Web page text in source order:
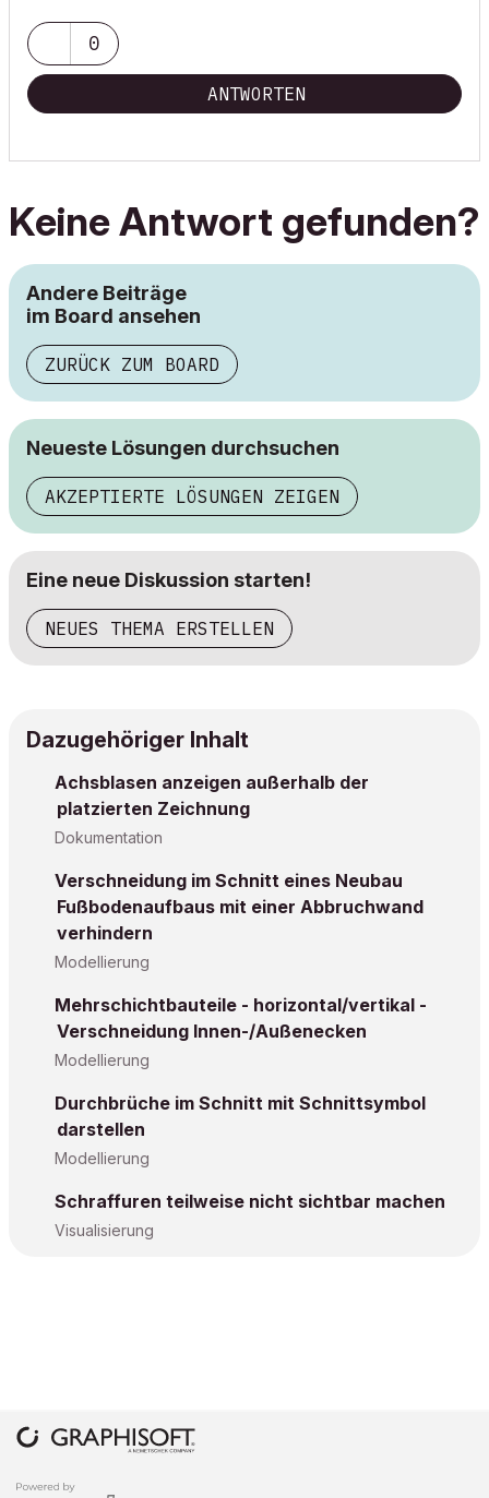
0
ANTWORTEN
Keine Antwort gefunden?
Andere Beiträge
im Board ansehen
ZURÜCK ZUM BOARD
Neueste Lösungen durchsuchen
AKZEPTIERTE LÖSUNGEN ZEIGEN
Eine neue Diskussion starten!
NEUES THEMA ERSTELLEN
Dazugehöriger Inhalt
Achsblasen anzeigen außerhalb der
platzierten Zeichnung
Dokumentation
Verschneidung im Schnitt eines Neubau
Fußbodenaufbaus mit einer Abbruchwand
verhindern
Modellierung
Mehrschichtbauteile - horizontal/vertikal -
Verschneidung Innen-/Außenecken
Modellierung
Durchbrüche im Schnitt mit Schnittsymbol
darstellen
Modellierung
Schraffuren teilweise nicht sichtbar machen
Visualisierung